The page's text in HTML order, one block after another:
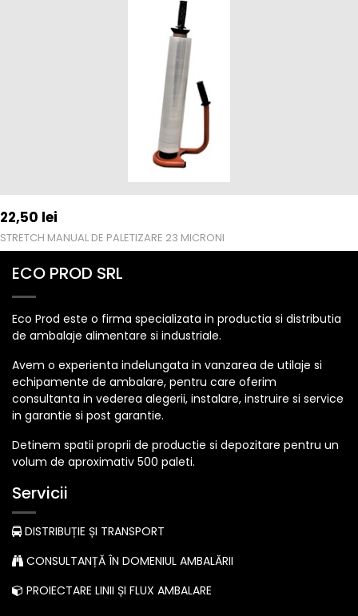
22,50 lei
STRETCH MANUAL DE PALETIZARE 23 MICRONI
ECO PROD SRL
Eco Prod este o firma specializata in productia si distributia
de ambalaje alimentare si industriale.
Avem o experienta indelungata in vanzarea de utilaje si
echipamente de ambalare, pentru care oferim
consultanta in vederea alegerii, instalare, instruire si service
in garantie si post garantie.
Detinem spatii proprii de productie si depozitare pentru un
volum de aproximativ 500 paleti.
Servicii
DISTRIBUȚIE ȘI TRANSPORT
CONSULTANȚĂ ÎN DOMENIUL AMBALĂRII
PROIECTARE LINII ȘI FLUX AMBALARE